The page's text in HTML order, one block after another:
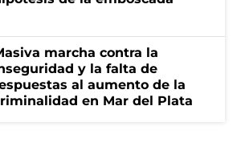
marcha contra la
y la falta de
al aumento de la
en Mar del Plata